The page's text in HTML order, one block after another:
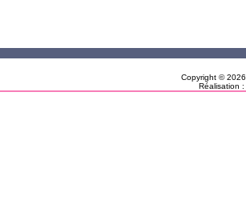
Copyright © 2026
Réalisation :